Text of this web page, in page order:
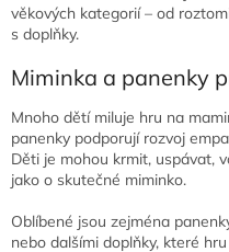
věkových kategorií – od
s doplňky.
Miminka a panenky
Mnoho dětí miluje hru na
panenky podporují rozvoj
Děti je mohou krmit, uspávat,
jako o skutečné miminko.
Oblíbené jsou zejména
nebo dalšími doplňky, které